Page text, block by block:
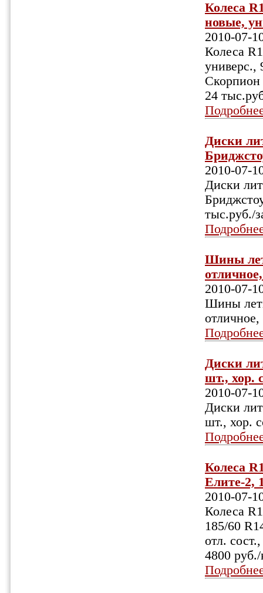
Колеса
новые,
2010-07-
Колеса
универс.,
Скорпион
24
Диски
2010-07-
Диски
тыс.руб./
Шины
2010-07-
Шины
Диски
шт., хор.
2010-07-
Диски
шт., хор.
Колеса
Елите-2,
2010-07-
Колеса
185/60
отл.
4800